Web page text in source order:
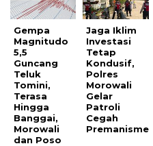
Gempa
Magnitudo
5,5
Guncang
Teluk
Tomini,
Terasa
Hingga
Banggai,
Morowali
dan Poso
Jaga Iklim
Investasi
Tetap
Kondusif,
Polres
Morowali
Gelar
Patroli
Cegah
Premanisme